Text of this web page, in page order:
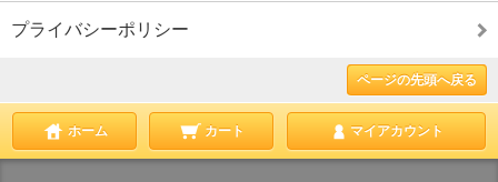
プライバシーポリシー
ページの先頭へ戻る
ホーム カート マイアカウント